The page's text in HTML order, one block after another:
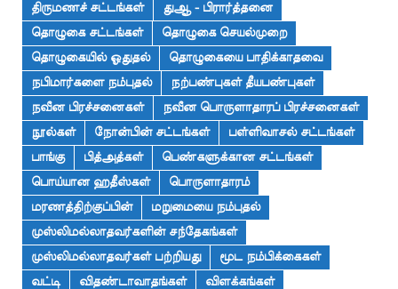
திருமணச் சட்டங்கள்
துஆ - பிரார்த்தனை
தொழுகை சட்டங்கள்
தொழுகை செயல்முறை
தொழுகையில் ஓதுதல்
தொழுகையை பாதிக்காதவை
நபிமார்களை நம்புதல்
நற்பண்புகள் தீயபண்புகள்
நவீன பிரச்சனைகள்
நவீன பொருளாதாரப் பிரச்சனைகள்
நூல்கள்
நோன்பின் சட்டங்கள்
பள்ளிவாசல் சட்டங்கள்
பாங்கு
பித்அத்கள்
பெண்களுக்கான சட்டங்கள்
பொய்யான ஹதீஸ்கள்
பொருளாதாரம்
மரணத்திற்குப்பின்
மறுமையை நம்புதல்
முஸ்லிமல்லாதவர்களின் சந்தேகங்கள்
முஸ்லிமல்லாதவர்கள் பற்றியது
மூட நம்பிக்கைகள்
வட்டி
விதண்டாவாதங்கள்
விளக்கங்கள்